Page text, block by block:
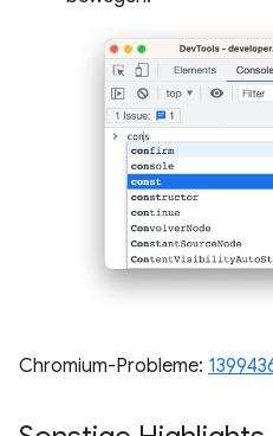
Chromium-Probleme: